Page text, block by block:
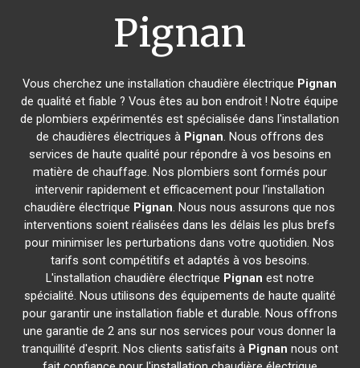
Pignan
Vous cherchez une installation chaudière électrique Pignan
de qualité et fiable ? Vous êtes au bon endroit ! Notre équipe
de plombiers expérimentés est spécialisée dans l'installation
de chaudières électriques à Pignan. Nous offrons des
services de haute qualité pour répondre à vos besoins en
matière de chauffage. Nos plombiers sont formés pour
intervenir rapidement et efficacement pour l'installation
chaudière électrique Pignan. Nous nous assurons que nos
interventions soient réalisées dans les délais les plus brefs
pour minimiser les perturbations dans votre quotidien. Nos
tarifs sont compétitifs et adaptés à vos besoins.
L'installation chaudière électrique Pignan est notre
spécialité. Nous utilisons des équipements de haute qualité
pour garantir une installation fiable et durable. Nous offrons
une garantie de 2 ans sur nos services pour vous donner la
tranquillité d'esprit. Nos clients satisfaits à Pignan nous ont